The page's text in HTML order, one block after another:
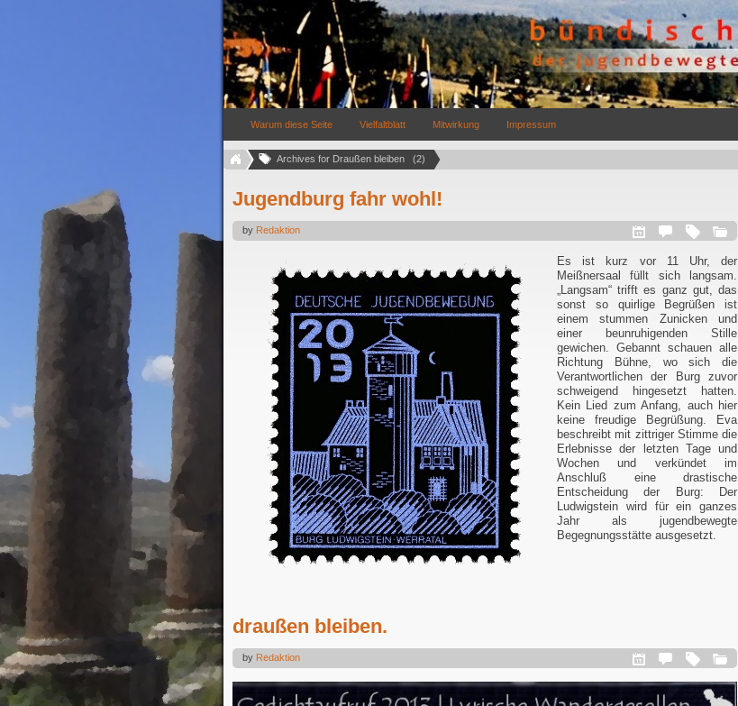
Warum diese Seite Vielfaltblatt Mitwirkung Impressum
Archives for Draußen bleiben   (2)
Jugendburg fahr wohl!
by Redaktion
Es ist kurz vor 11 Uhr, der
Meißnersaal füllt sich langsam.
„Langsam“ trifft es ganz gut, das
sonst so quirlige Begrüßen ist
einem stummen Zunicken und
einer beunruhigenden Stille
gewichen. Gebannt schauen alle
Richtung Bühne, wo sich die
Verantwortlichen der Burg zuvor
schweigend hingesetzt hatten.
Kein Lied zum Anfang, auch hier
keine freudige Begrüßung. Eva
beschreibt mit zittriger Stimme die
Erlebnisse der letzten Tage und
Wochen und verkündet im
Anschluß eine drastische
Entscheidung der Burg: Der
Ludwigstein wird für ein ganzes
Jahr als jugendbewegte
Begegnungsstätte ausgesetzt.
draußen bleiben.
by Redaktion